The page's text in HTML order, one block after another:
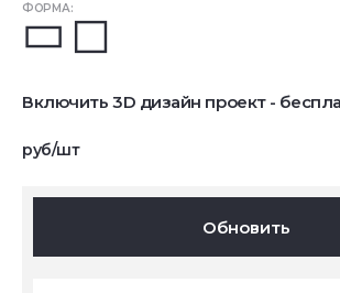
ФОРМА:
Включить 3D дизайн проект -
руб/шт
Обновить